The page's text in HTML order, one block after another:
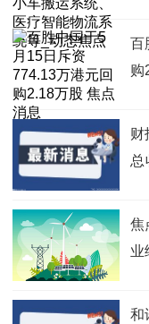
百
购
财
总
焦
业
和